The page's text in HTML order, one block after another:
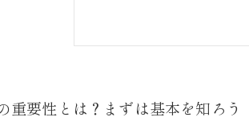
うっかりミスを防
最後に確認！正しい
改めて学ぶ神棚の心
重要性とは？まずは基本を知ろう